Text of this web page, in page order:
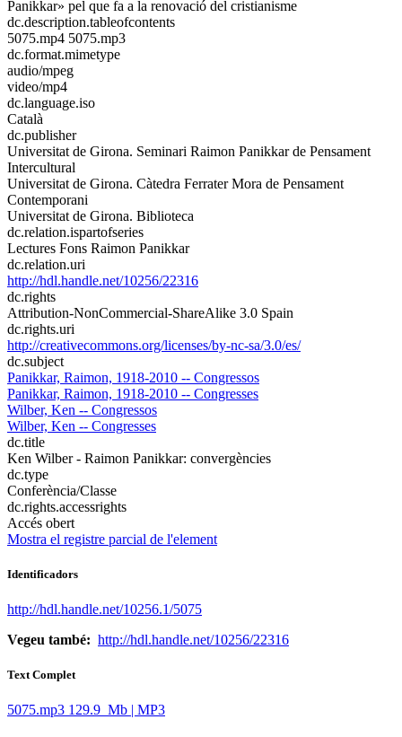
Panikkar» pel que fa a la renovació del cristianisme
dc.description.tableofcontents
5075.mp4 5075.mp3
dc.format.mimetype
audio/mpeg
video/mp4
dc.language.iso
Català
dc.publisher
Universitat de Girona. Seminari Raimon Panikkar de Pensament
Intercultural
Universitat de Girona. Càtedra Ferrater Mora de Pensament
Contemporani
Universitat de Girona. Biblioteca
dc.relation.ispartofseries
Lectures Fons Raimon Panikkar
dc.relation.uri
http://hdl.handle.net/10256/22316
dc.rights
Attribution-NonCommercial-ShareAlike 3.0 Spain
dc.rights.uri
http://creativecommons.org/licenses/by-nc-sa/3.0/es/
dc.subject
Panikkar, Raimon, 1918-2010 -- Congressos
Panikkar, Raimon, 1918-2010 -- Congresses
Wilber, Ken -- Congressos
Wilber, Ken -- Congresses
dc.title
Ken Wilber - Raimon Panikkar: convergències
dc.type
Conferència/Classe
dc.rights.accessrights
Accés obert
Mostra el registre parcial de l'element
Identificadors
http://hdl.handle.net/10256.1/5075
Vegeu també: http://hdl.handle.net/10256/22316
Text Complet
5075.mp3 129.9 Mb | MP3